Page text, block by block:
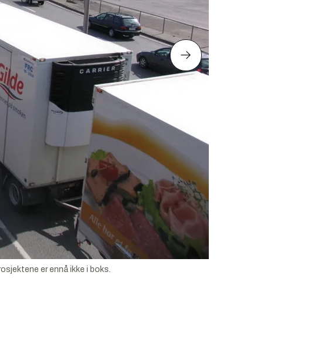
er ennå ikke i boks.